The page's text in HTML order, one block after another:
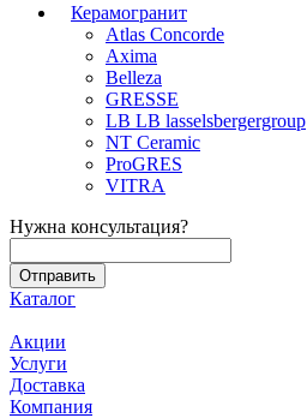
Керамогранит
Atlas Concorde
Axima
Belleza
GRESSE
LB LB lasselsbergergroup
NT Ceramic
ProGRES
VITRA
Нужна консультация?
Каталог
Акции
Услуги
Доставка
Компания